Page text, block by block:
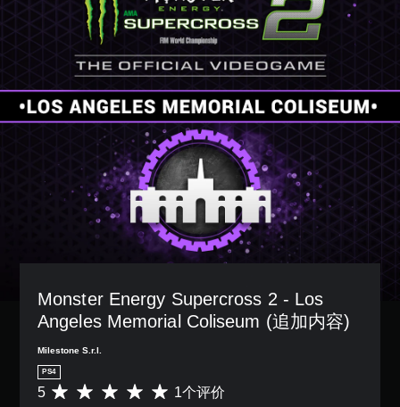
Monster Energy Supercross 2 - Los
Angeles Memorial Coliseum (追加内容)
Milestone S.r.l.
PS4
平
5 1个评价